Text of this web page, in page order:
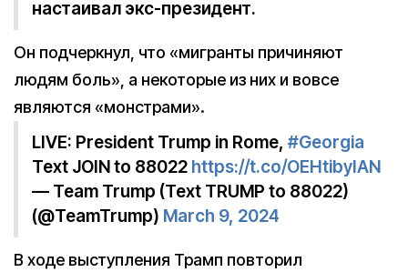
настаивал экс-президент.
Он подчеркнул, что «мигранты причиняют
людям боль», а некоторые из них и вовсе
являются «монстрами».
LIVE: President Trump in Rome, #Georgia
Text JOIN to 88022 https://t.co/OEHtibyIAN
— Team Trump (Text TRUMP to 88022)
(@TeamTrump) March 9, 2024
В ходе выступления Трамп повторил